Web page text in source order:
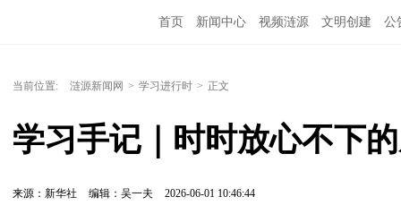
首页 新闻中心 视频涟源 文明创建 公
当前位置: 涟源新闻网 > 学习进行时 > 正文
学习手记｜时时放心不下
来源：新华社 编辑：吴一夫 2026-06-01 10:46:44